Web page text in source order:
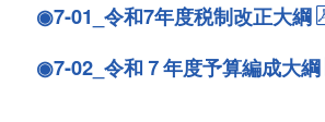
◉7-01_令和7年度税制改正大綱
◉7-02_令和７年度予算編成大綱